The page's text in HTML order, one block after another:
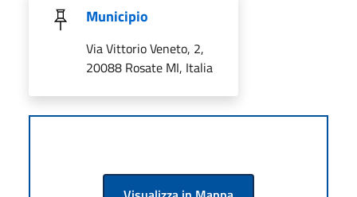
Municipio
Via Vittorio Veneto, 2,
20088 Rosate MI, Italia